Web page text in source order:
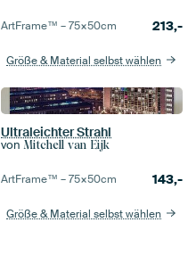
ArtFrame™ –75×50cm 213,-
Größe & Material selbst wählen
Ultraleichter Strahl
von Mitchell van Eijk
ArtFrame™ –75×50cm 143,-
Größe & Material selbst wählen